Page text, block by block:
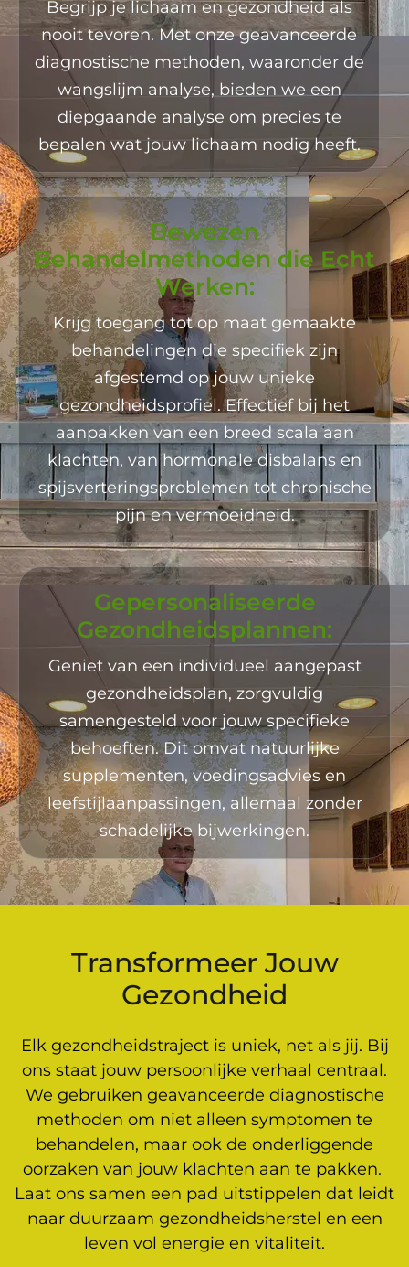
Begrijp je lichaam en gezondheid als
nooit tevoren. Met onze geavanceerde
diagnostische methoden, waaronder de
wangslijm analyse, bieden we een
diepgaande analyse om precies te
bepalen wat jouw lichaam nodig heeft.
Bewezen
Behandelmethoden die Echt
Werken:
Krijg toegang tot op maat gemaakte
behandelingen die specifiek zijn
afgestemd op jouw unieke
gezondheidsprofiel. Effectief bij het
aanpakken van een breed scala aan
klachten, van hormonale disbalans en
spijsverteringsproblemen tot chronische
pijn en vermoeidheid.
Gepersonaliseerde
Gezondheidsplannen:
Geniet van een individueel aangepast
gezondheidsplan, zorgvuldig
samengesteld voor jouw specifieke
behoeften. Dit omvat natuurlijke
supplementen, voedingsadvies en
leefstijlaanpassingen, allemaal zonder
schadelijke bijwerkingen.
Transformeer Jouw
Gezondheid
Elk gezondheidstraject is uniek, net als jij. Bij
ons staat jouw persoonlijke verhaal centraal.
We gebruiken geavanceerde diagnostische
methoden om niet alleen symptomen te
behandelen, maar ook de onderliggende
oorzaken van jouw klachten aan te pakken.
Laat ons samen een pad uitstippelen dat leidt
naar duurzaam gezondheidsherstel en een
leven vol energie en vitaliteit.